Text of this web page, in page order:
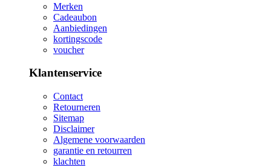
Merken
Cadeaubon
Aanbiedingen
kortingscode
voucher
Klantenservice
Contact
Retourneren
Sitemap
Disclaimer
Algemene voorwaarden
garantie en retourren
klachten